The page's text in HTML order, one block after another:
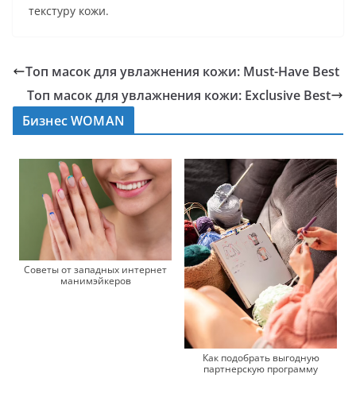
текстуру кожи.
Топ масок для увлажнения кожи: Must-Have Best
Топ масок для увлажнения кожи: Exclusive Best
Бизнес WOMAN
Советы от западных интернет
манимэйкеров
Как подобрать выгодную
партнерскую программу